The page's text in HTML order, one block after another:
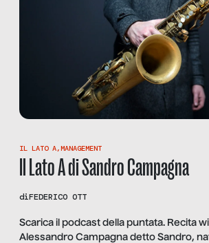
IL LATO A,MANAGEMENT
Il Lato A di Sandro Campagna
diFEDERICO OTT
Scarica il podcast della puntata. Recita
Alessandro Campagna detto Sandro,